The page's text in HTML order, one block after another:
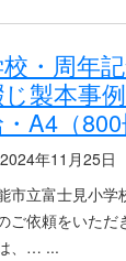
・周年
製本事
A4（800
2024年11月25日
市立富士見小学
ご依頼をいただ
、…